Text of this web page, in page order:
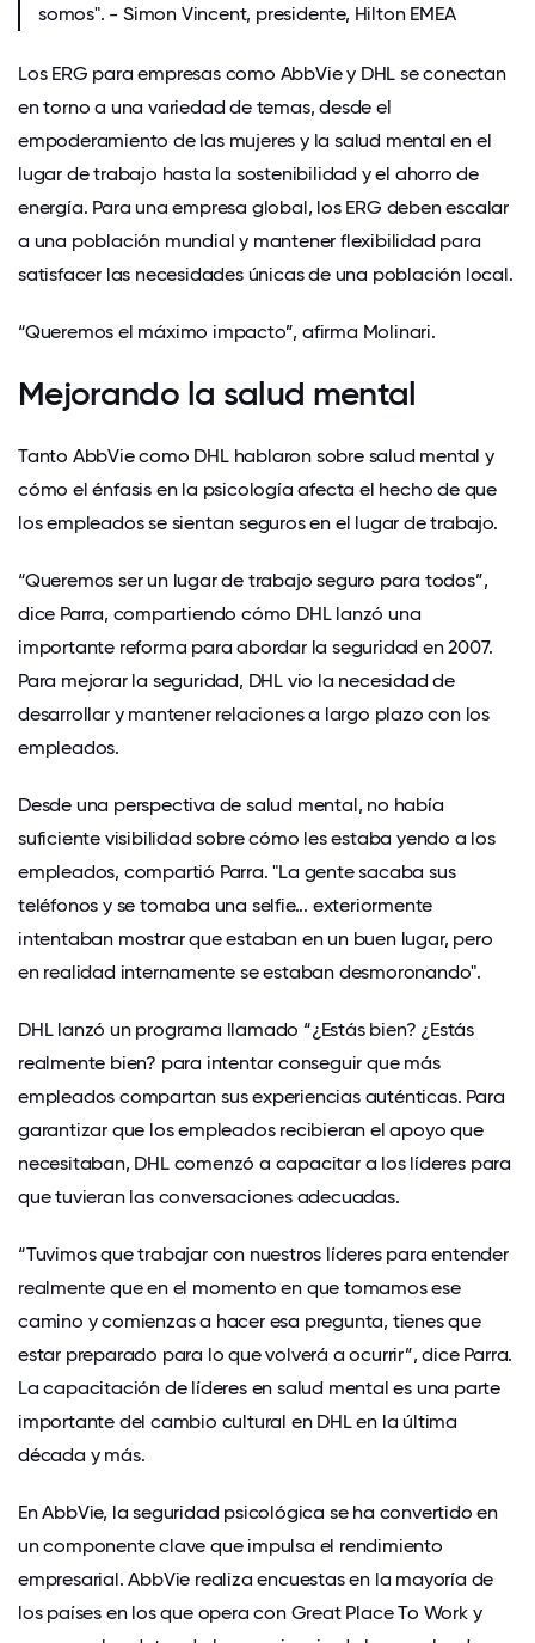
somos". - Simon Vincent, presidente, Hilton EMEA
Los ERG para empresas como AbbVie y DHL se conectan
en torno a una variedad de temas, desde el
empoderamiento de las mujeres y la salud mental en el
lugar de trabajo hasta la sostenibilidad y el ahorro de
energía. Para una empresa global, los ERG deben escalar
a una población mundial y mantener flexibilidad para
satisfacer las necesidades únicas de una población local.
“Queremos el máximo impacto”, afirma Molinari.
Mejorando la salud mental
Tanto AbbVie como DHL hablaron sobre salud mental y
cómo el énfasis en la psicología afecta el hecho de que
los empleados se sientan seguros en el lugar de trabajo.
“Queremos ser un lugar de trabajo seguro para todos”,
dice Parra, compartiendo cómo DHL lanzó una
importante reforma para abordar la seguridad en 2007.
Para mejorar la seguridad, DHL vio la necesidad de
desarrollar y mantener relaciones a largo plazo con los
empleados.
Desde una perspectiva de salud mental, no había
suficiente visibilidad sobre cómo les estaba yendo a los
empleados, compartió Parra. "La gente sacaba sus
teléfonos y se tomaba una selfie... exteriormente
intentaban mostrar que estaban en un buen lugar, pero
en realidad internamente se estaban desmoronando".
DHL lanzó un programa llamado “¿Estás bien? ¿Estás
realmente bien? para intentar conseguir que más
empleados compartan sus experiencias auténticas. Para
garantizar que los empleados recibieran el apoyo que
necesitaban, DHL comenzó a capacitar a los líderes para
que tuvieran las conversaciones adecuadas.
“Tuvimos que trabajar con nuestros líderes para entender
realmente que en el momento en que tomamos ese
camino y comienzas a hacer esa pregunta, tienes que
estar preparado para lo que volverá a ocurrir”, dice Parra.
La capacitación de líderes en salud mental es una parte
importante del cambio cultural en DHL en la última
década y más.
En AbbVie, la seguridad psicológica se ha convertido en
un componente clave que impulsa el rendimiento
empresarial. AbbVie realiza encuestas en la mayoría de
los países en los que opera con Great Place To Work y